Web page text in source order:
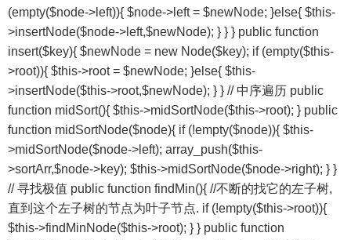
(empty($node->left)){ $node->left = $newNode; }else{ $this-
>insertNode($node->left,$newNode); } } } public function
insert($key){ $newNode = new Node($key); if (empty($this-
>root)){ $this->root = $newNode; }else{ $this-
>insertNode($this->root,$newNode); } } // 中序遍历 public
function midSort(){ $this->midSortNode($this->root); } public
function midSortNode($node){ if (!empty($node)){ $this-
>midSortNode($node->left); array_push($this-
>sortArr,$node->key); $this->midSortNode($node->right); } }
// 寻找极值 public function findMin(){ //不断的找它的左子树,
直到这个左子树的节点为叶子节点. if (!empty($this->root)){
$this->findMinNode($this->root); } } public function